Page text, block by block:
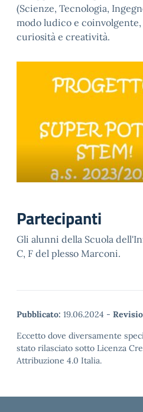
(Scienze, Tecnologia,
modo ludico e
curiosità e creatività.
Partecipanti
Gli alunni della Scuola
C, F del plesso Marconi.
Pubblicato: 19.06.2024 -
Eccetto dove diversamente
stato rilasciato sotto Licenza
Attribuzione 4.0 Italia.